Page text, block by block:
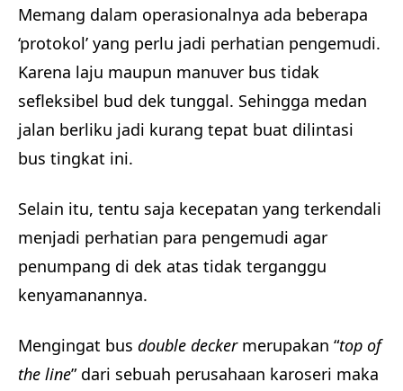
Memang dalam operasionalnya ada beberapa
‘protokol’ yang perlu jadi perhatian pengemudi.
Karena laju maupun manuver bus tidak
sefleksibel bud dek tunggal. Sehingga medan
jalan berliku jadi kurang tepat buat dilintasi
bus tingkat ini.
Selain itu, tentu saja kecepatan yang terkendali
menjadi perhatian para pengemudi agar
penumpang di dek atas tidak terganggu
kenyamanannya.
Mengingat bus double deckermerupakan “top of
the line” dari sebuah perusahaan karoseri maka